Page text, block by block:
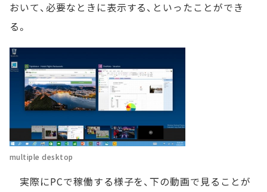
おいて、必要なときに表示する、といったことができ
る。
multiple desktop
実際にPCで稼働する様子を、下の動画で見ることが